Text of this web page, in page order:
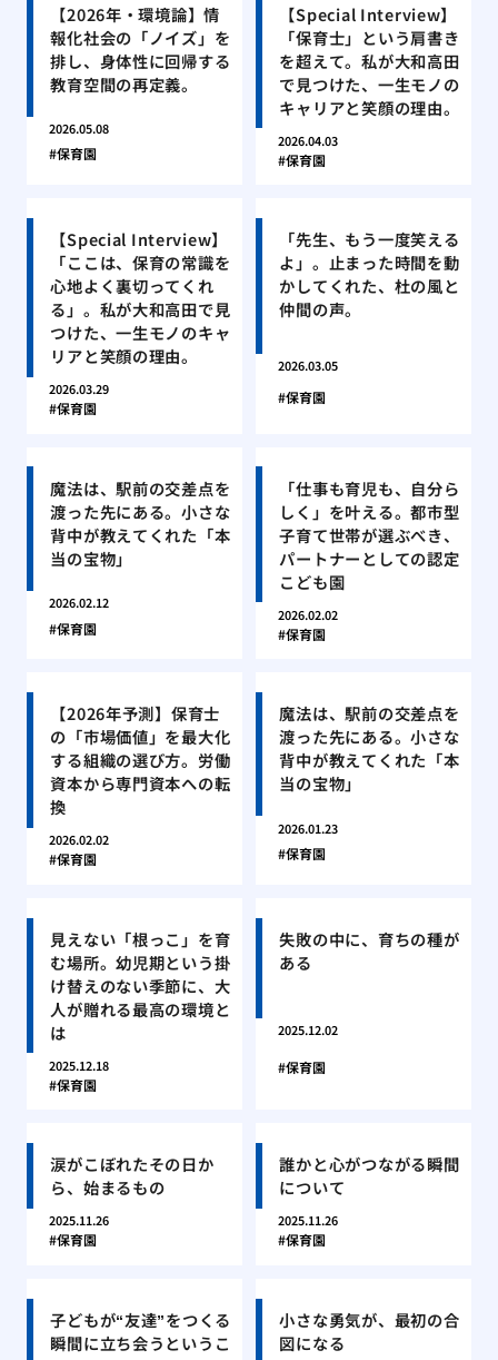
【2026年・環境論】情
報化社会の「ノイズ」を
排し、身体性に回帰する
教育空間の再定義。
2026.05.08
保育園
【Special Interview】
「保育士」という肩書き
を超えて。私が大和高田
で見つけた、一生モノの
キャリアと笑顔の理由。
2026.04.03
保育園
【Special Interview】
「ここは、保育の常識を
心地よく裏切ってくれ
る」。私が大和高田で見
つけた、一生モノのキャ
リアと笑顔の理由。
2026.03.29
保育園
「先生、もう一度笑える
よ」。止まった時間を動
かしてくれた、杜の風と
仲間の声。
2026.03.05
保育園
魔法は、駅前の交差点を
渡った先にある。小さな
背中が教えてくれた「本
当の宝物」
2026.02.12
保育園
「仕事も育児も、自分ら
しく」を叶える。都市型
子育て世帯が選ぶべき、
パートナーとしての認定
こども園
2026.02.02
保育園
【2026年予測】保育士
の「市場価値」を最大化
する組織の選び方。労働
資本から専門資本への転
換
2026.02.02
保育園
魔法は、駅前の交差点を
渡った先にある。小さな
背中が教えてくれた「本
当の宝物」
2026.01.23
保育園
見えない「根っこ」を育
む場所。幼児期という掛
け替えのない季節に、大
人が贈れる最高の環境と
は
2025.12.18
保育園
失敗の中に、育ちの種が
ある
2025.12.02
保育園
涙がこぼれたその日か
ら、始まるもの
2025.11.26
保育園
誰かと心がつながる瞬間
について
2025.11.26
保育園
子どもが“友達”をつくる
瞬間に立ち会うというこ
小さな勇気が、最初の合
図になる